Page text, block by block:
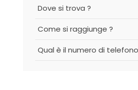
Dove si trova ?
Come si raggiunge ?
Qual è il numero di